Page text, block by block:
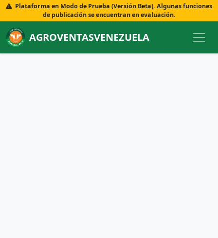
Plataforma en Modo de Prueba (Versión Beta). Algunas funciones
de publicación se encuentran en evaluación.
AGROVENTASVENEZUELA